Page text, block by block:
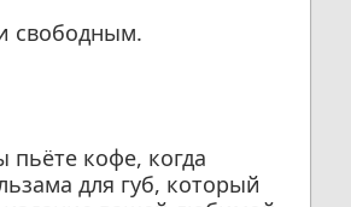
свободным.
кофе, когда
для губ, который